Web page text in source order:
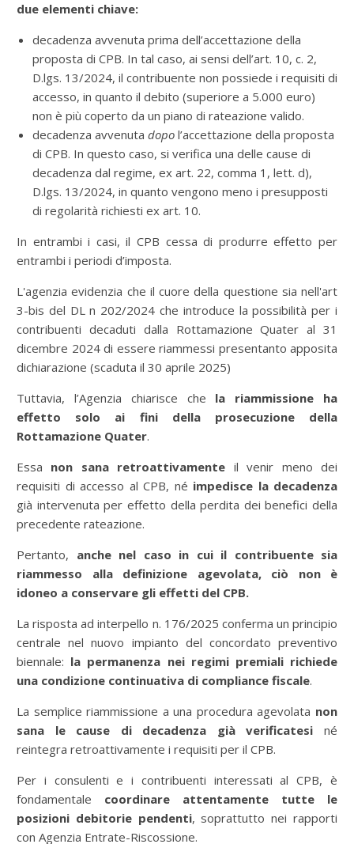
due elementi chiave:
decadenza avvenuta prima dell’accettazione della
proposta di CPB. In tal caso, ai sensi dell’art. 10, c. 2,
D.lgs. 13/2024, il contribuente non possiede i requisiti di
accesso, in quanto il debito (superiore a 5.000 euro)
non è più coperto da un piano di rateazione valido.
decadenza avvenuta dopo l’accettazione della proposta
di CPB. In questo caso, si verifica una delle cause di
decadenza dal regime, ex art. 22, comma 1, lett. d),
D.lgs. 13/2024, in quanto vengono meno i presupposti
di regolarità richiesti ex art. 10.
In entrambi i casi, il CPB cessa di produrre effetto per
entrambi i periodi d’imposta.
L'agenzia evidenzia che il cuore della questione sia nell'art
3-bis del DL n 202/2024 che introduce la possibilità per i
contribuenti decaduti dalla Rottamazione Quater al 31
dicembre 2024 di essere riammessi presentanto apposita
dichiarazione (scaduta il 30 aprile 2025)
Tuttavia, l’Agenzia chiarisce che la riammissione ha
effetto solo ai fini della prosecuzione della
Rottamazione Quater.
Essa non sana retroattivamente il venir meno dei
requisiti di accesso al CPB, né impedisce la decadenza
già intervenuta per effetto della perdita dei benefici della
precedente rateazione.
Pertanto, anche nel caso in cui il contribuente sia
riammesso alla definizione agevolata, ciò non è
idoneo a conservare gli effetti del CPB.
La risposta ad interpello n. 176/2025 conferma un principio
centrale nel nuovo impianto del concordato preventivo
biennale: la permanenza nei regimi premiali richiede
una condizione continuativa di compliance fiscale.
La semplice riammissione a una procedura agevolata non
sana le cause di decadenza già verificatesi né
reintegra retroattivamente i requisiti per il CPB.
Per i consulenti e i contribuenti interessati al CPB, è
fondamentale coordinare attentamente tutte le
posizioni debitorie pendenti, soprattutto nei rapporti
con Agenzia Entrate-Riscossione.